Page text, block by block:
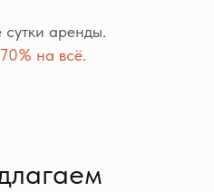
аренды.
на всё.